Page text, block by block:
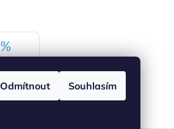
Odmítnout Souhlasím